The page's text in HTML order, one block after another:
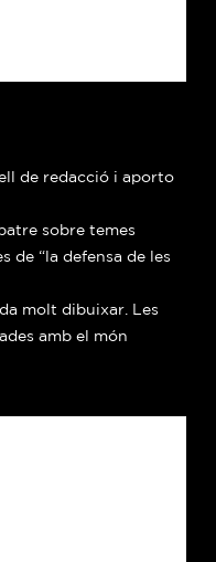
de redacció i aporto
sobre temes
de “la defensa de les
molt dibuixar. Les
amb el món